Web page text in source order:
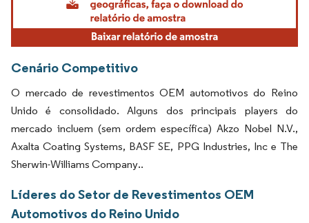
Cenário Competitivo
O mercado de revestimentos OEM automotivos do Reino
Unido é consolidado. Alguns dos principais players do
mercado incluem (sem ordem específica) Akzo Nobel N.V.,
Axalta Coating Systems, BASF SE, PPG Industries, Inc e The
Sherwin-Williams Company..
Líderes do Setor de Revestimentos OEM
Automotivos do Reino Unido